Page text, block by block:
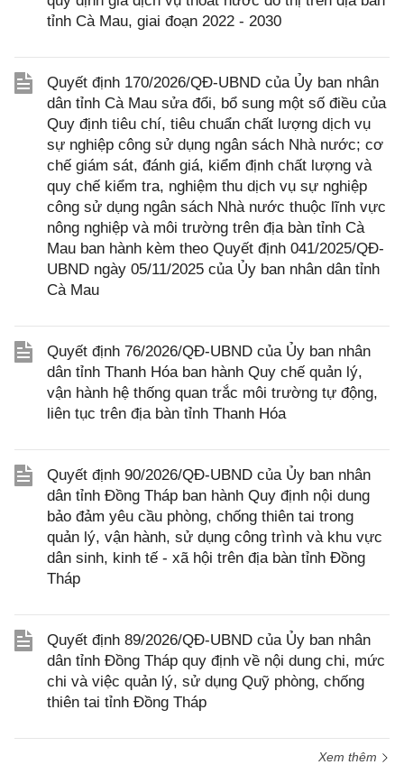
tỉnh Cà Mau, giai đoạn 2022 - 2030
Quyết định 170/2026/QĐ-UBND của Ủy ban nhân
dân tỉnh Cà Mau sửa đổi, bổ sung một số điều của
Quy định tiêu chí, tiêu chuẩn chất lượng dịch vụ
sự nghiệp công sử dụng ngân sách Nhà nước; cơ
chế giám sát, đánh giá, kiểm định chất lượng và
quy chế kiểm tra, nghiệm thu dịch vụ sự nghiệp
công sử dụng ngân sách Nhà nước thuộc lĩnh vực
nông nghiệp và môi trường trên địa bàn tỉnh Cà
Mau ban hành kèm theo Quyết định 041/2025/QĐ-
UBND ngày 05/11/2025 của Ủy ban nhân dân tỉnh
Cà Mau
Quyết định 76/2026/QĐ-UBND của Ủy ban nhân
dân tỉnh Thanh Hóa ban hành Quy chế quản lý,
vận hành hệ thống quan trắc môi trường tự động,
liên tục trên địa bàn tỉnh Thanh Hóa
Quyết định 90/2026/QĐ-UBND của Ủy ban nhân
dân tỉnh Đồng Tháp ban hành Quy định nội dung
bảo đảm yêu cầu phòng, chống thiên tai trong
quản lý, vận hành, sử dụng công trình và khu vực
dân sinh, kinh tế - xã hội trên địa bàn tỉnh Đồng
Tháp
Quyết định 89/2026/QĐ-UBND của Ủy ban nhân
dân tỉnh Đồng Tháp quy định về nội dung chi, mức
chi và việc quản lý, sử dụng Quỹ phòng, chống
thiên tai tỉnh Đồng Tháp
Xem thêm